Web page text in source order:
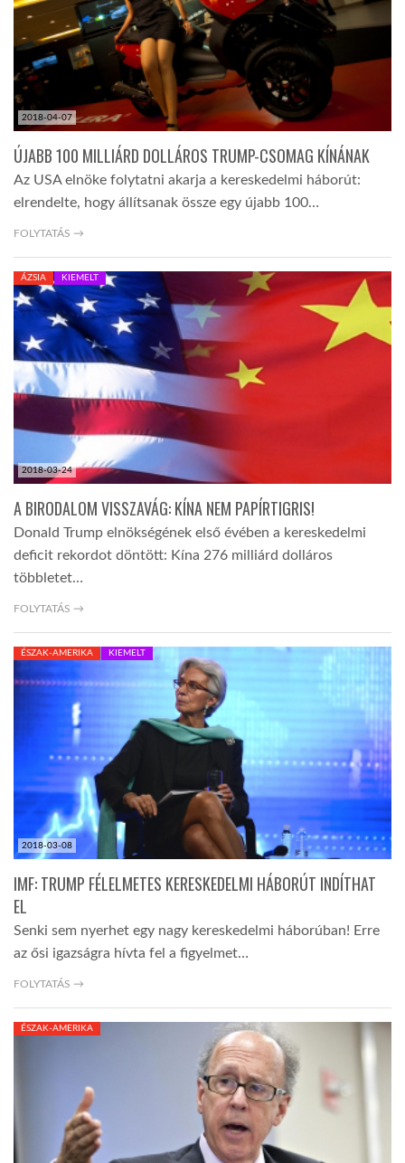
GLOBOBOOK
2018-04-07
ÚJABB 100 MILLIÁRD DOLLÁROS TRUMP-CSOMAG KÍNÁNAK
Az USA elnöke folytatni akarja a kereskedelmi háborút:
elrendelte, hogy állítsanak össze egy újabb 100…
FOLYTATÁS →
2018-03-24
ÁZSIA KIEMELT
A BIRODALOM VISSZAVÁG: KÍNA NEM PAPÍRTIGRIS!
Donald Trump elnökségének első évében a kereskedelmi
deficit rekordot döntött: Kína 276 milliárd dolláros
többletet…
FOLYTATÁS →
2018-03-08
ÉSZAK-AMERIKA KIEMELT
IMF: TRUMP FÉLELMETES KERESKEDELMI HÁBORÚT INDÍTHAT
EL
Senki sem nyerhet egy nagy kereskedelmi háborúban! Erre
az ősi igazságra hívta fel a figyelmet…
FOLYTATÁS →
ÉSZAK-AMERIKA